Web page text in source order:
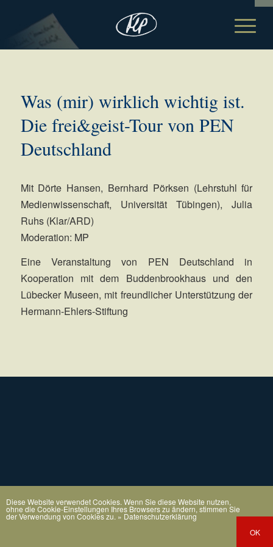
Was (mir) wirklich wichtig ist.
Die frei&geist-Tour von PEN
Deutschland
Mit Dörte Hansen, Bernhard Pörksen (Lehrstuhl für
Medienwissenschaft, Universität Tübingen), Julia
Ruhs (Klar/ARD)
Moderation: MP
Eine Veranstaltung von PEN Deutschland in
Kooperation mit dem Buddenbrookhaus und den
Lübecker Museen, mit freundlicher Unterstützung der
Hermann-Ehlers-Stiftung
Diese Website verwendet Cookies. Wenn Sie diese Website nutzen,
ohne die Cookie-Einstellungen Ihres Browsers zu ändern, stimmen Sie
der Verwendung von Cookies zu. » Datenschutzerklärung
OK